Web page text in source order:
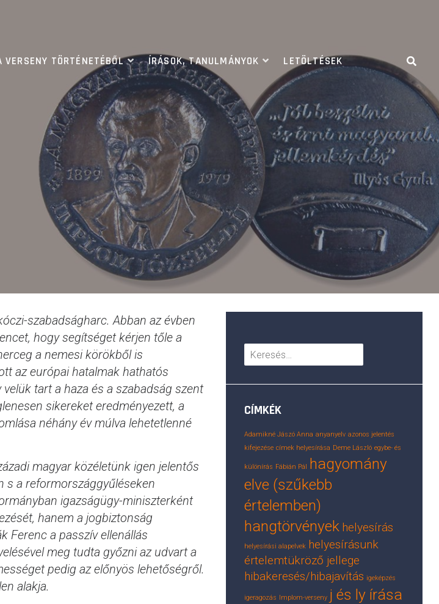
VERSENY TÖRTÉNETÉBŐL ÍRÁSOK, TANULMÁNYOK LETÖLTÉSEK
szabadságharc. Abban az évben
hogy segítséget kérjen tőle a
a nemesi körökből is
az európai hatalmak hathatós
tart a haza és a szabadság szent
sikereket eredményezett, a
néhány év múlva lehetetlenné
magyar közéletünk igen jelentős
s a reformországgyűléseken
igazságügy-miniszterként
hanem a jogbiztonság
Ferenc a passzív ellenállás
meg tudta győzni az udvart a
pedig az előnyös lehetőségről.
alakja.
Keresés:
CÍMKÉK
Adamikné Jászó Anna anyanyelv azonos jelentés
kifejezése címek helyesírása Deme László egybe- és
különírás Fábián Pál hagyomány
elve (szűkebb
értelemben)
hangtörvények helyesírás
helyesírási alapelvek helyesírásunk
értelemtükröző jellege
hibakeresés/hibajavítás igeképzés
igeragozás Implom-verseny j és ly írása